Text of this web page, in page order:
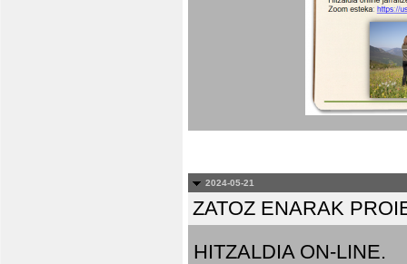
2024-05-21
ZATOZ ENARAK
HITZALDIA ON-LINE.